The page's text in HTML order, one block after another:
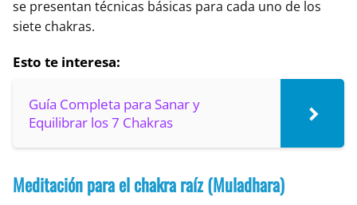
se presentan técnicas básicas para cada uno de los
siete chakras.
Esto te interesa:
Guía Completa para Sanar y
Equilibrar los 7 Chakras
Meditación para el chakra raíz (Muladhara)